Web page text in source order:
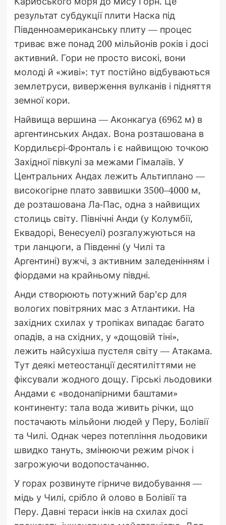
результат субдукції плити Наска під
Південноамериканську плиту — процес
триває вже понад 200 мільйонів років і досі
активний. Гори не просто високі, вони
молоді й «живі»: тут постійно відбуваються
землетруси, виверження вулканів і підняття
земної кори.
Найвища вершина — Аконкагуа (6962 м) в
аргентинських Андах. Вона розташована в
Кордильєрі-Фронталь і є найвищою точкою
Західної півкулі за межами Гімалаїв. У
Центральних Андах лежить Альтиплано —
високогірне плато заввишки 3500–4000 м,
де розташована Ла-Пас, одна з найвищих
столиць світу. Північні Анди (у Колумбії,
Еквадорі, Венесуелі) розгалужуються на
три ланцюги, а Південні (у Чилі та
Аргентині) вужчі, з активним заледенінням і
фіордами на крайньому півдні.
Анди створюють потужний бар’єр для
вологих повітряних мас з Атлантики. На
західних схилах у тропіках випадає багато
опадів, а на східних, у «дощовій тіні»,
лежить найсухіша пустеля світу — Атакама.
Тут деякі метеостанції десятиліттями не
фіксували жодного дощу. Гірські льодовики
Андами є «водонапірними баштами»
континенту: тала вода живить річки, що
постачають мільйони людей у Перу, Болівії
та Чилі. Однак через потепління льодовики
швидко тануть, змінюючи режим річок і
загрожуючи водопостачанню.
У горах розвинуте гірниче видобування —
мідь у Чилі, срібло й олово в Болівії та
Перу. Давні тераси інків на схилах досі